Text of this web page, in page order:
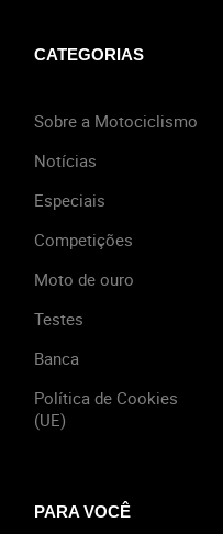
CATEGORIAS
Sobre a Motociclismo
Notícias
Especiais
Competições
Moto de ouro
Testes
Banca
Política de Cookies
(UE)
PARA VOCÊ